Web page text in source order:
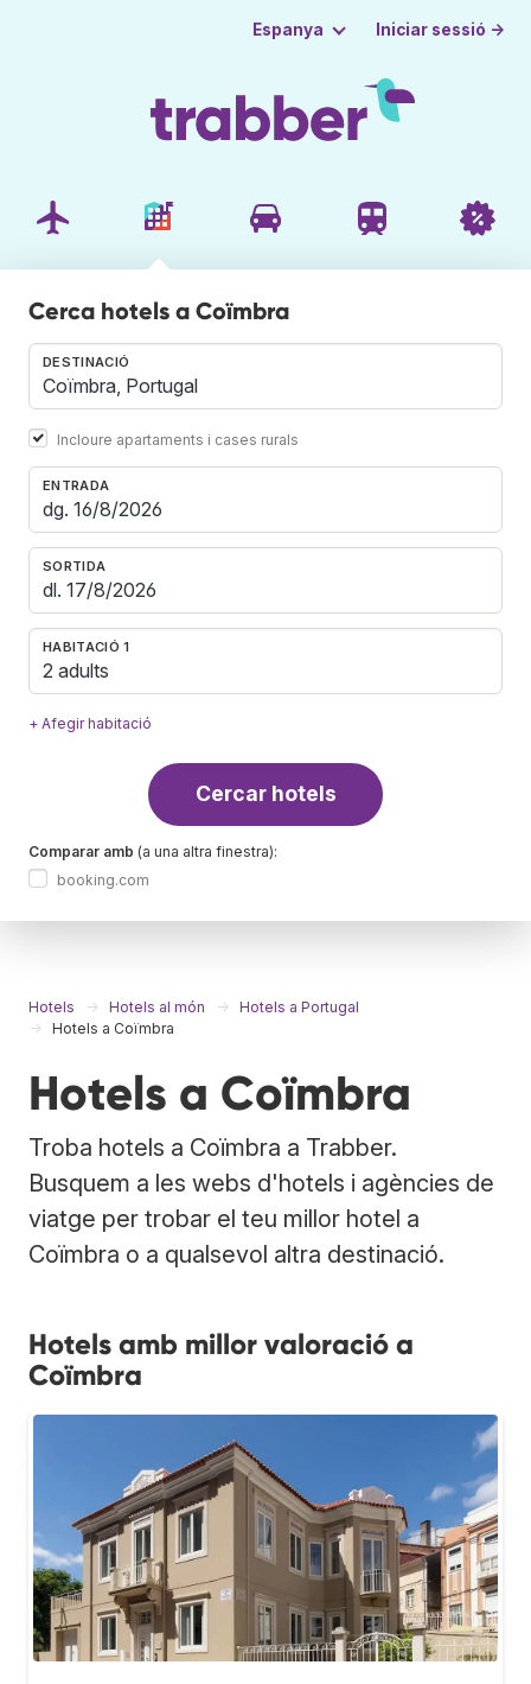
Espanya Iniciar sessió →
Cerca hotels a Coïmbra
DESTINACIÓ
Incloure apartaments i cases rurals
ENTRADA
SORTIDA
HABITACIÓ 1
2 adults
+ Afegir habitació
Cercar hotels
Comparar amb (a una altra finestra):
booking.com
Hotels Hotels al món
Hotels a Portugal
Hotels a Coïmbra
Hotels a Coïmbra
Troba hotels a Coïmbra a Trabber.
Busquem a les webs d'hotels i agències de
viatge per trobar el teu millor hotel a
Coïmbra o a qualsevol altra destinació.
Hotels amb millor valoració a
Coïmbra